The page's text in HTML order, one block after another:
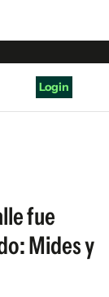
Login
fue
Mides y